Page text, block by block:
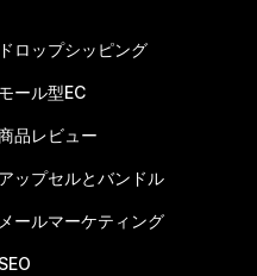
ドロップシッピング
モール型EC
品レビュー
アップセルとバンドル
メールマーケティング
SEO